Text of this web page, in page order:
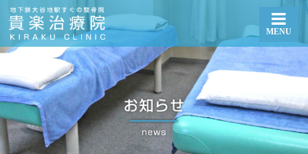
１２月１４日の予約状況 | 札幌厚別区大谷地で整体・骨盤矯正なら貴楽治療院
MENU